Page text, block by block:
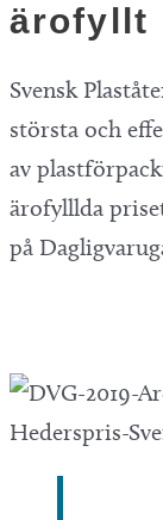
ärofyllt
Svensk
största och
av
ärofylllda
på